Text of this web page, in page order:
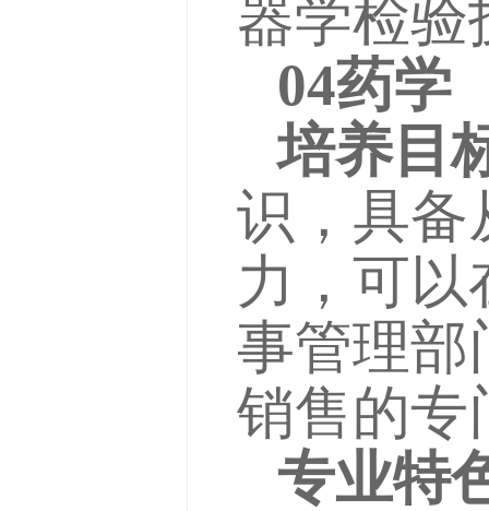
器学检验
04药学
培养目
识，具备
力，可
事管理部
销售的专
专业特